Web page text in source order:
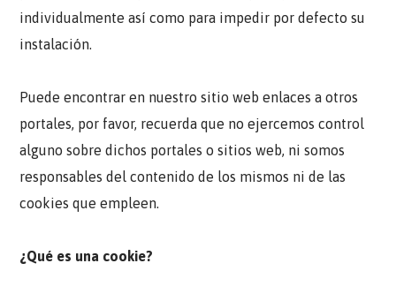
individualmente así como para impedir por defecto su
instalación.
Puede encontrar en nuestro sitio web enlaces a otros
portales, por favor, recuerda que no ejercemos control
alguno sobre dichos portales o sitios web, ni somos
responsables del contenido de los mismos ni de las
cookies que empleen.
¿Qué es una cookie?